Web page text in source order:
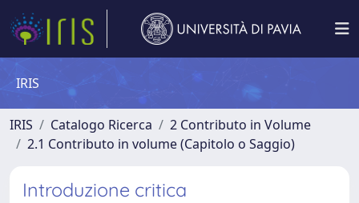
IRIS
IRIS Catalogo Ricerca
2 Contributo in Volume
2.1 Contributo in volume (Capitolo o Saggio)
Introduzione critica